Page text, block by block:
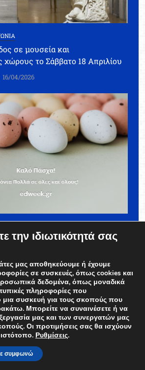
σε μουσεία και
χώρους το Σάββατο 18 Απριλίου
16/04/2026
Καλή Ανάσταση 2026!
την ιδιωτικότητά σας
μας αποθηκεύουμε ή έχουμε
σε συσκευές, όπως cookies και
δεδομένα, όπως μοναδικά
πληροφορίες που
συσκευή για τους σκοπούς που
Μπορείτε να συναινέσετε ή να
μας και των συνεργατών μας
Οι προτιμήσεις σας θα ισχύουν
Ρυθμίσεις.
συμφωνώ